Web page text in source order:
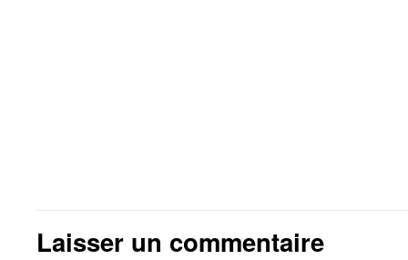
Laisser un commentaire